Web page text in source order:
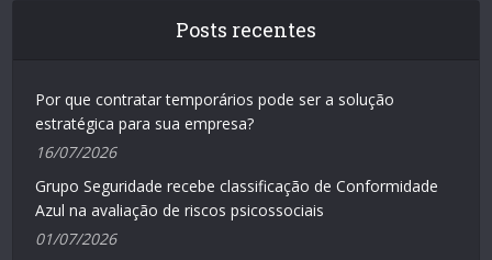
Posts recentes
Por que contratar temporários pode ser a solução
estratégica para sua empresa?
16/07/2026
Grupo Seguridade recebe classificação de Conformidade
Azul na avaliação de riscos psicossociais
01/07/2026